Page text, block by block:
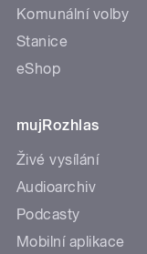
Komunální volby
Stanice
eShop
mujRozhlas
Živé vysílání
Audioarchiv
Podcasty
Mobilní aplikace